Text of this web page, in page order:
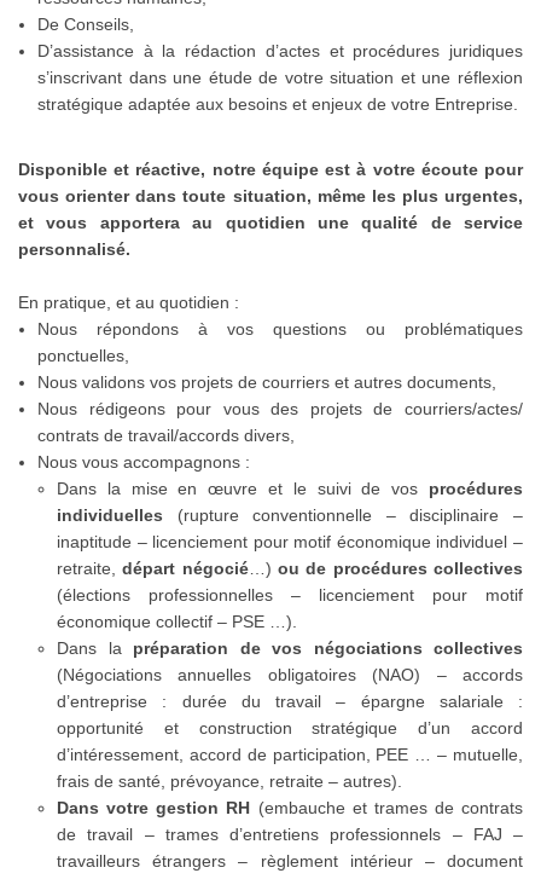
De Conseils,
D’assistance à la rédaction d’actes et procédures juridiques
s’inscrivant dans une étude de votre situation et une réflexion
stratégique adaptée aux besoins et enjeux de votre Entreprise.
Disponible et réactive, notre équipe est à votre écoute pour
vous orienter dans toute situation, même les plus urgentes,
et vous apportera au quotidien une qualité de service
personnalisé.
En pratique, et au quotidien :
Nous répondons à vos questions ou problématiques
ponctuelles,
Nous validons vos projets de courriers et autres documents,
Nous rédigeons pour vous des projets de courriers/actes/
contrats de travail/accords divers,
Nous vous accompagnons :
Dans la mise en œuvre et le suivi de vos procédures
individuelles (rupture conventionnelle – disciplinaire –
inaptitude – licenciement pour motif économique individuel –
retraite,départ négocié…)ou de procédures collectives
(élections professionnelles – licenciement pour motif
économique collectif – PSE …).
Dans la préparation de vos négociations collectives
(Négociations annuelles obligatoires (NAO) – accords
d’entreprise : durée du travail – épargne salariale :
opportunité et construction stratégique d’un accord
d’intéressement, accord de participation, PEE … – mutuelle,
frais de santé, prévoyance, retraite – autres).
Dans votre gestion RH (embauche et trames de contrats
de travail – trames d’entretiens professionnels – FAJ –
travailleurs étrangers – règlement intérieur – document